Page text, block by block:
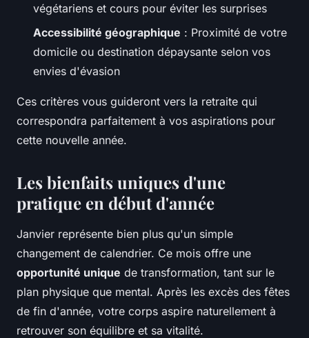
végétariens et cours pour éviter les surprises
Accessibilité géographique : Proximité de votre
domicile ou destination dépaysante selon vos
envies d'évasion
Ces critères vous guideront vers la retraite qui
correspondra parfaitement à vos aspirations pour
cette nouvelle année.
Les bienfaits uniques d'une
pratique en début d'année
Janvier représente bien plus qu'un simple
changement de calendrier. Ce mois offre une
opportunité unique de transformation, tant sur le
plan physique que mental. Après les excès des fêtes
de fin d'année, votre corps aspire naturellement à
retrouver son équilibre et sa vitalité.